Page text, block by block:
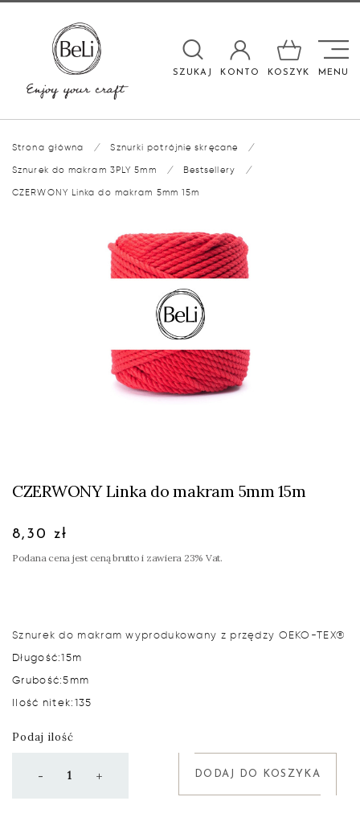
SZUKAJ KONTO KOSZYK

MENU
Strona główna / Sznurki potrójnie skręcane
/
Sznurek do makram 3PLY 5mm
/ Bestsellery
/
CZERWONY Linka do makram 5mm 15m
CZERWONY Linka do makram 5mm 15m
8,30 zł
Podana cena jest ceną brutto i zawiera 23% Vat.
Sznurek do makram wyprodukowany z przędzy OEKO-TEX®
Długość:15m
Grubość:5mm
Ilość nitek: 135
Podaj ilość
- + DODAJ DO KOSZYKA